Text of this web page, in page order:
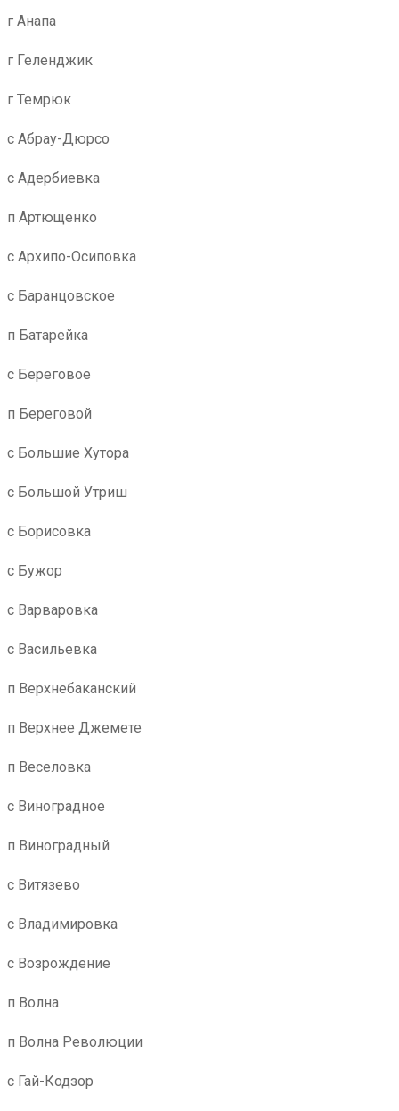
г Анапа
г Геленджик
г Темрюк
с Абрау-Дюрсо
с Адербиевка
п Артющенко
с Архипо-Осиповка
с Баранцовское
п Батарейка
с Береговое
п Береговой
с Большие Хутора
с Большой Утриш
с Борисовка
с Бужор
с Варваровка
с Васильевка
п Верхнебаканский
п Верхнее Джемете
п Веселовка
с Виноградное
п Виноградный
с Витязево
с Владимировка
с Возрождение
п Волна
п Волна Революции
с Гай-Кодзор